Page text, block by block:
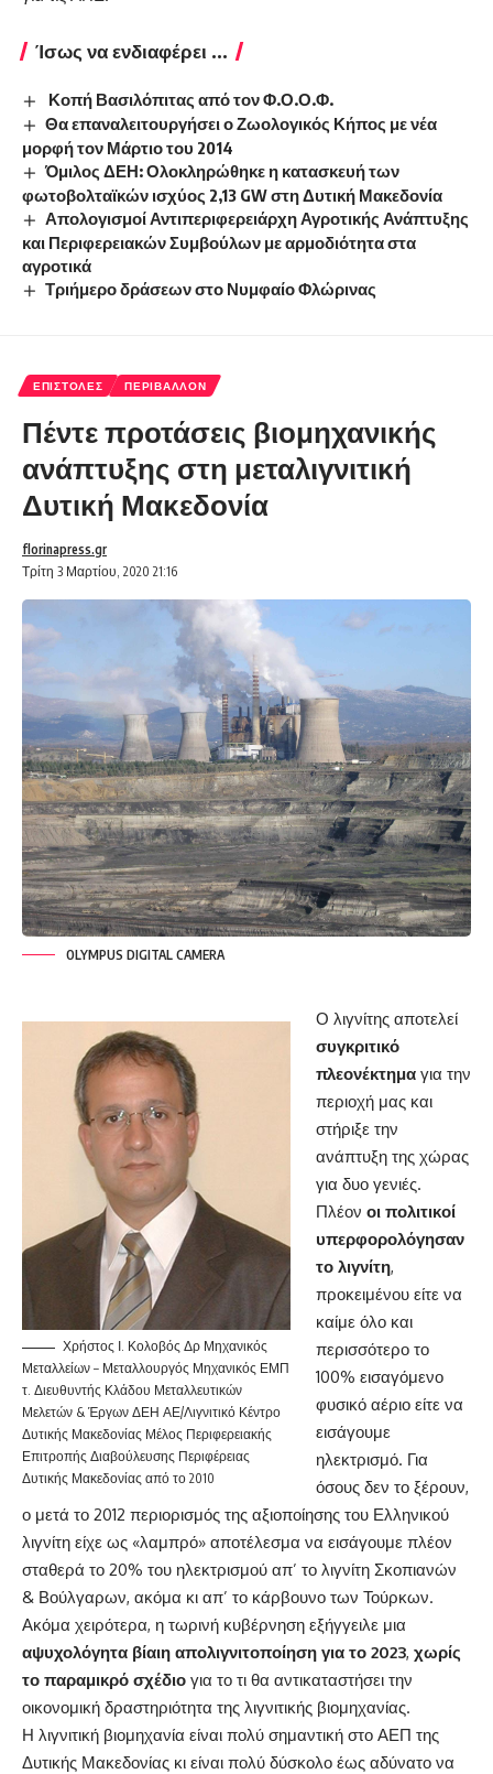
Ίσως να ενδιαφέρει ...
Κοπή Βασιλόπιτας από τον Φ.Ο.Ο.Φ.
Θα επαναλειτουργήσει ο Ζωολογικός Κήπος με νέα
μορφή τον Μάρτιο του 2014
Όμιλος ΔΕΗ: Ολοκληρώθηκε η κατασκευή των
φωτοβολταϊκών ισχύος 2,13 GW στη Δυτική Μακεδονία
Απολογισμοί Αντιπεριφερειάρχη Αγροτικής Ανάπτυξης
και Περιφερειακών Συμβούλων με αρμοδιότητα στα
αγροτικά
Τριήμερο δράσεων στο Νυμφαίο Φλώρινας
ΕΠΙΣΤΟΛΈΣ ΠΕΡΙΒΆΛΛΟΝ
Πέντε προτάσεις βιομηχανικής
ανάπτυξης στη μεταλιγνιτική
Δυτική Μακεδονία
Τρίτη 3 Μαρτίου, 2020 21:16
florinapress.gr
OLYMPUS DIGITAL CAMERA
Χρήστος Ι. Κολοβός Δρ Μηχανικός
Μεταλλείων – Μεταλλουργός Μηχανικός ΕΜΠ
τ. Διευθυντής Κλάδου Μεταλλευτικών
Μελετών & Έργων ΔΕΗ ΑΕ/Λιγνιτικό Κέντρο
Δυτικής Μακεδονίας Μέλος Περιφερειακής
Επιτροπής Διαβούλευσης Περιφέρειας
Δυτικής Μακεδονίας από το 2010
Ο λιγνίτης αποτελεί
συγκριτικό
πλεονέκτημαγια την
περιοχή μας και
στήριξε την
ανάπτυξη της χώρας
για δυο γενιές.
Πλέον οι πολιτικοί
υπερφορολόγησαν
το λιγνίτη,
προκειμένου είτε να
καίμε όλο και
περισσότερο το
100% εισαγόμενο
φυσικό αέριο είτε να
εισάγουμε
ηλεκτρισμό. Για
όσους δεν το ξέρουν,
ο μετά το 2012 περιορισμός της αξιοποίησης του Ελληνικού
λιγνίτη είχε ως «λαμπρό» αποτέλεσμα να εισάγουμε πλέον
σταθερά το 20% του ηλεκτρισμού απ’ το λιγνίτη Σκοπιανών
& Βούλγαρων, ακόμα κι απ’ το κάρβουνο των Τούρκων.
Ακόμα χειρότερα, η τωρινή κυβέρνηση εξήγγειλε μια
αψυχολόγητα βίαιη απολιγνιτοποίηση για το 2023, χωρίς
το παραμικρό σχέδιο για το τι θα αντικαταστήσει την
οικονομική δραστηριότητα της λιγνιτικής βιομηχανίας.
Η λιγνιτική βιομηχανία είναι πολύ σημαντική στο ΑΕΠ της
Δυτικής Μακεδονίας κι είναι πολύ δύσκολο έως αδύνατο να